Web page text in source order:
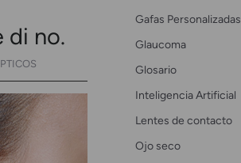
di no.
Gafas Personalizadas
Glaucoma
Glosario
Inteligencia Artificial
Lentes de contacto
Ojo seco